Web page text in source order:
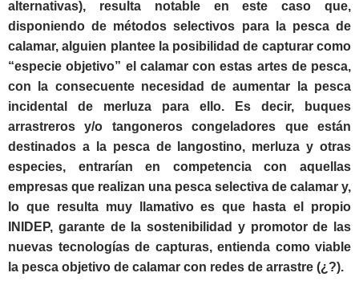
alternativas), resulta notable en este caso que,
disponiendo de métodos selectivos para la pesca de
calamar, alguien plantee la posibilidad de capturar como
“especie objetivo” el calamar con estas artes de pesca,
con la consecuente necesidad de aumentar la pesca
incidental de merluza para ello. Es decir, buques
arrastreros y/o tangoneros congeladores que están
destinados a la pesca de langostino, merluza y otras
especies, entrarían en competencia con aquellas
empresas que realizan una pesca selectiva de calamar y,
lo que resulta muy llamativo es que hasta el propio
INIDEP, garante de la sostenibilidad y promotor de las
nuevas tecnologías de capturas, entienda como viable
la pesca objetivo de calamar con redes de arrastre (¿?).